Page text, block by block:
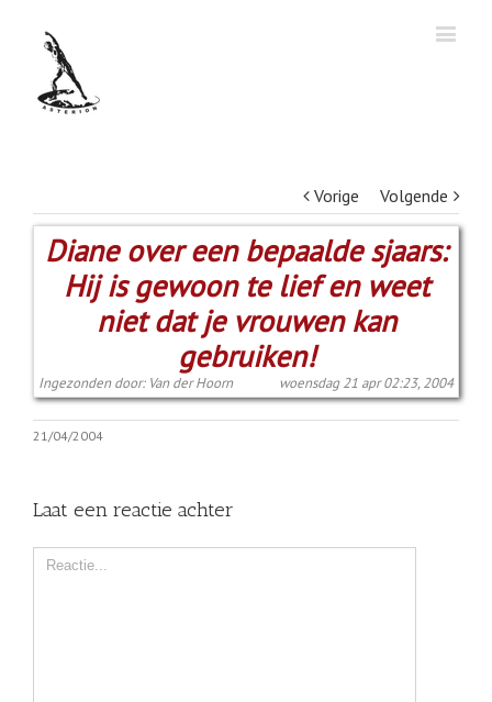
Vorige Volgende
Diane over een bepaalde sjaars:
Hij is gewoon te lief en weet
niet dat je vrouwen kan
gebruiken!
Ingezonden door: Van der Hoorn woensdag 21 apr 02:23, 2004
21/04/2004
Laat een reactie achter
Comment